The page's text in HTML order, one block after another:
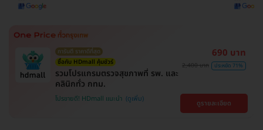
การันตี ราคาดีที่สุด
ซื้อกับ HDmall คุ้มชัวร์
รวมโปรแกรมตรวจสุขภาพที่ รพ. และ
คลินิกทั่ว กทม.
โปรขายดี! HDmall แนะนำ
690 บาท
2,400 บาท ประหยัด 71%
ดูรายละเอียด